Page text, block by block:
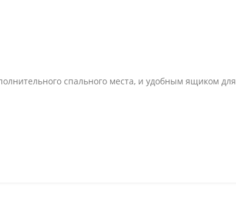
спального места, и удобным ящиком для